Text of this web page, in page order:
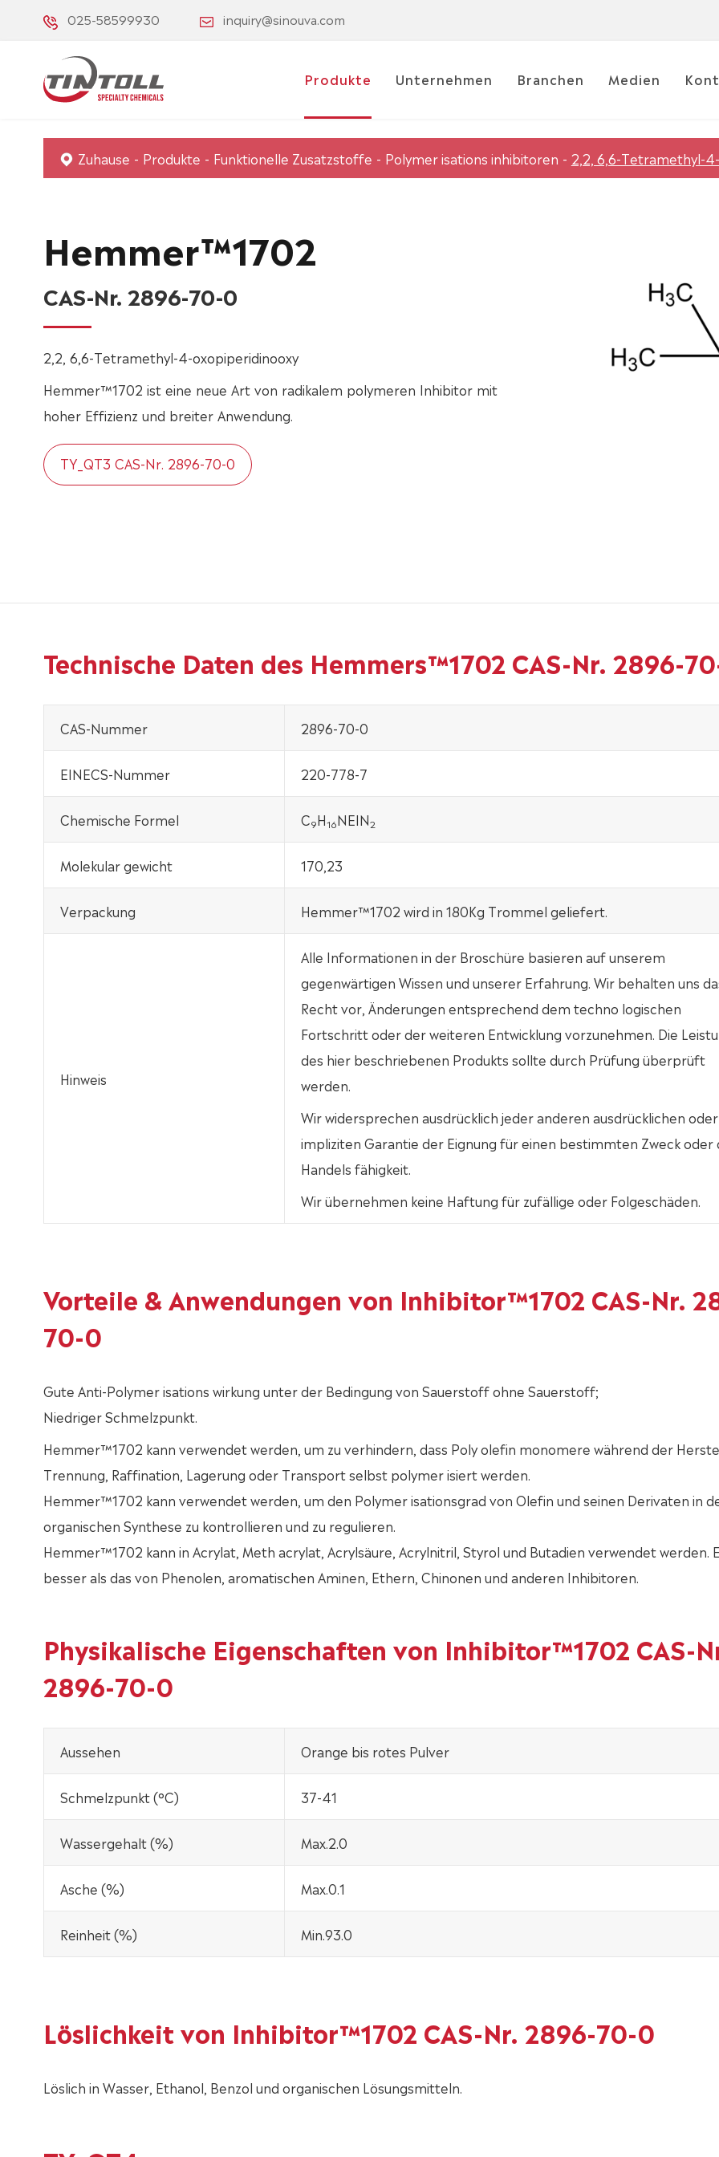
025-58599930 inquiry@sinouva.com
Produkte Unternehmen Branchen Medien
Zuhause Produkte Funktionelle Zusatzstoffe Polymer isations inhibitoren 2,2, 6,6-Tetramethyl-
Hemmer™1702
CAS-Nr. 2896-70-0
2,2, 6,6-Tetramethyl-4-oxopiperidinooxy
Hemmer™1702 ist eine neue Art von radikalem polymeren Inhibitor mit
hoher Effizienz und breiter Anwendung.
TY_QT3 CAS-Nr. 2896-70-0
Technische Daten des Hemmers™1702 CAS-Nr. 2896-
CAS-Nummer 2896-70-0
EINECS-Nummer 220-778-7
Chemische Formel C9H16NEIN2
Molekular gewicht 170,23
Verpackung Hemmer™1702 wird in 180Kg Trommel geliefert.
Hinweis
Alle Informationen in der Broschüre basieren auf unserem
gegenwärtigen Wissen und unserer Erfahrung. Wir behalten uns
Recht vor, Änderungen entsprechend dem techno logischen
Fortschritt oder der weiteren Entwicklung vorzunehmen. Die
des hier beschriebenen Produkts sollte durch Prüfung überprüft
werden.
Wir widersprechen ausdrücklich jeder anderen ausdrücklichen oder
impliziten Garantie der Eignung für einen bestimmten Zweck oder
Handels fähigkeit.
Wir übernehmen keine Haftung für zufällige oder Folgeschäden.
Vorteile & Anwendungen von Inhibitor™1702 CAS-Nr.
70-0
Gute Anti-Polymer isations wirkung unter der Bedingung von Sauerstoff ohne Sauerstoff;
Niedriger Schmelzpunkt.
Hemmer™1702 kann verwendet werden, um zu verhindern, dass Poly olefin monomere während der
Trennung, Raffination, Lagerung oder Transport selbst polymer isiert werden.
Hemmer™1702 kann verwendet werden, um den Polymer isationsgrad von Olefin und seinen Derivaten in
organischen Synthese zu kontrollieren und zu regulieren.
Hemmer™1702 kann in Acrylat, Meth acrylat, Acrylsäure, Acrylnitril, Styrol und Butadien verwendet werden.
besser als das von Phenolen, aromatischen Aminen, Ethern, Chinonen und anderen Inhibitoren.
Physikalische Eigenschaften von Inhibitor™1702 CAS-
2896-70-0
Aussehen Orange bis rotes Pulver
Schmelzpunkt (°C) 37-41
Wassergehalt (%) Max.2.0
Asche (%) Max.0.1
Reinheit (%) Min.93.0
Löslichkeit von Inhibitor™1702 CAS-Nr. 2896-70-0
Löslich in Wasser, Ethanol, Benzol und organischen Lösungsmitteln.